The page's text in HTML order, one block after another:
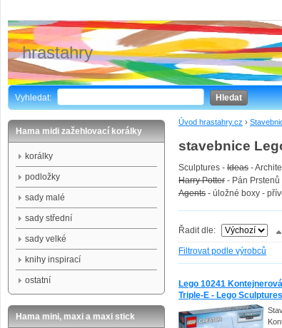
hrastahry
Vyhledat: Hledat
Úvod hrastahry.cz ›
stavebnice
Sculptures - Ideas -
Harry Potter - Pán
Agents - úložné boxy -
Řadit dle:
Filtrovat podle výrobců
Lego 10241
Triple-E - Lego Sculptures
Hama midi zažehlovací korálky
korálky
podložky
sady malé
sady střední
sady velké
knihy inspirací
ostatní
Hama mini, maxi a maxi stick